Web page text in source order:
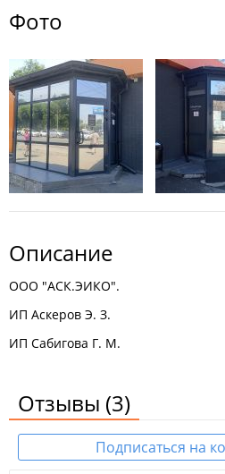
Фото
Описание
ООО "АСК.ЭИКО".
ИП Аскеров Э. З.
ИП Сабигова Г. М.
Отзывы (3)
Подписаться на